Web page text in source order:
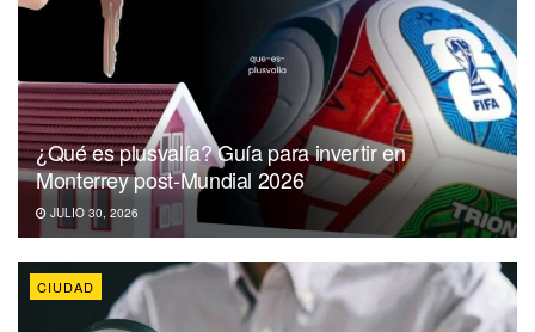
¿Qué es plusvalía? Guía para invertir en
Monterrey post-Mundial 2026
JULIO 30, 2026
CIUDAD